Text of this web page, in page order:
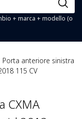
+ marca + modello (o
Porta anteriore sinistra
115 CV
CXMA